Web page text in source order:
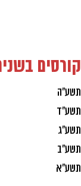
קורסים
תשע"ה
תשע"ד
תשע"ג
תשע"ב
תשע"א